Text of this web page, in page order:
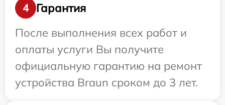
4
Гарантия
После выполнения всех работ и
оплаты услуги Вы получите
официальную гарантию на ремонт
устройства Braun сроком до 3 лет.